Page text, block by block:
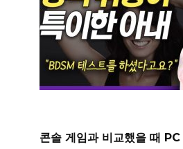
콘솔 게임과 비교했을 때